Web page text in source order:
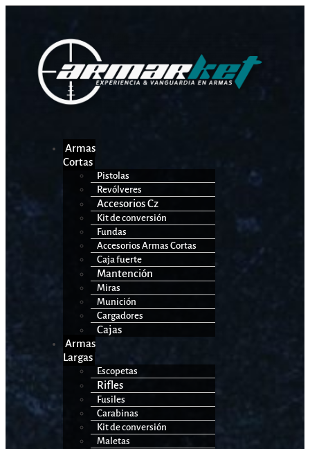
Armas
Cortas
Pistolas
Revólveres
Accesorios Cz
Kit de conversión
Fundas
Accesorios Armas Cortas
Caja fuerte
Mantención
Miras
Munición
Cargadores
Cajas
Armas
Largas
Escopetas
Rifles
Fusiles
Carabinas
Kit de conversión
Maletas